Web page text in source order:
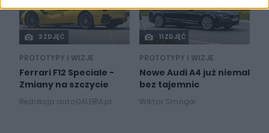
functionality and fraud prevention, and other
user protection.
3 ZDJĘĆ
PROTOTYPY I WIZJE
Ferrari F12 Speciale -
Zmiany na szczycie
Redakcja autoGALERIA.pl
11 ZDJĘĆ
PROTOTYPY I WIZJE
Nowe Audi A4 już niemal
bez tajemnic
Wiktor Smogór